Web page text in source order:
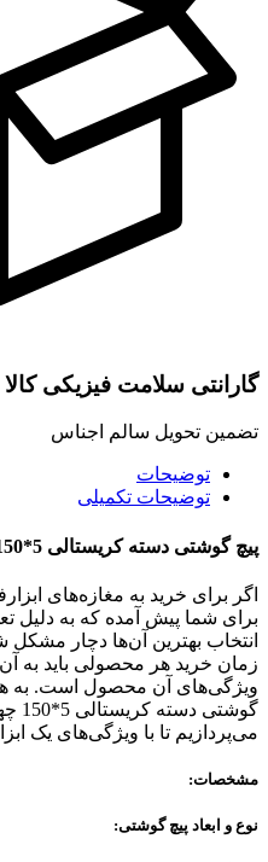
گارانتی سلامت فیزیکی کالا
تضمین تحویل سالم اجناس
توضیحات
توضیحات تکمیلی
پیچ گوشتی دسته کریستالی 5*150 چهارسو رونیکس کد RH-2859
اگر برای خرید به مغازه‌های
برای شما پیش آمده که به دلیل
انتخاب بهترین آن‌ها دچار مشکل
زمان خرید هر محصولی باید به
ویژگی‌های آن محصول است. به
می‌پردازیم تا با ویژگی‌های یک
مشخصات:
نوع و ابعاد پیچ گوشتی‌: